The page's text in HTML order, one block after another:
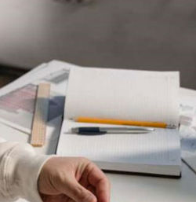
Interactive Showcase
Portfolio Minimal
Interactive Portfolio
Horizontal Showcase